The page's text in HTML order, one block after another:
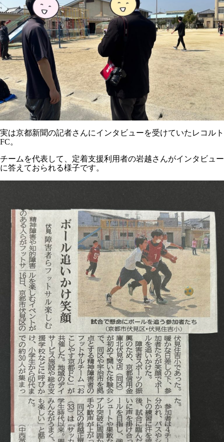
実は京都新聞の記者さんにインタビューを受けていたレコルト
FC。
チームを代表して、定着支援利用者の岩越さんがインタビュー
に答えておられる様子です。